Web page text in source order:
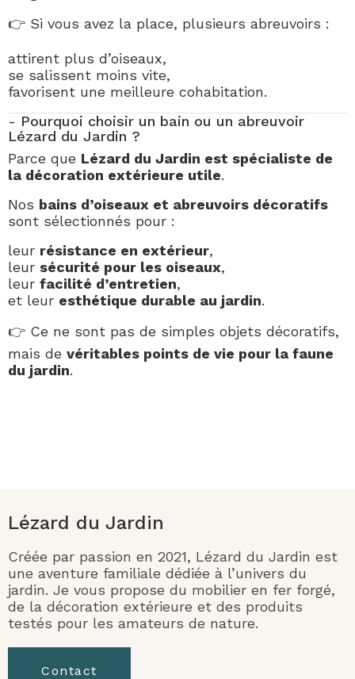
👉 Si vous avez la place, plusieurs abreuvoirs :
attirent plus d’oiseaux,
se salissent moins vite,
favorisent une meilleure cohabitation.
- Pourquoi choisir un bain ou un abreuvoir
Lézard du Jardin ?
Parce que Lézard du Jardin est spécialiste de
la décoration extérieure utile.
Nos bains d’oiseaux et abreuvoirs décoratifs
sont sélectionnés pour :
leur résistance en extérieur,
leur sécurité pour les oiseaux,
leur facilité d’entretien,
et leur esthétique durable au jardin.
👉 Ce ne sont pas de simples objets décoratifs,
mais de véritables points de vie pour la faune
du jardin.
Lézard du Jardin
Créée par passion en 2021, Lézard du Jardin est
une aventure familiale dédiée à l’univers du
jardin. Je vous propose du mobilier en fer forgé,
de la décoration extérieure et des produits
testés pour les amateurs de nature.
Contact